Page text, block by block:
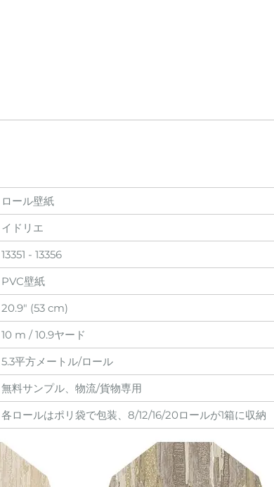
ロール壁紙
イドリエ
13351 - 13356
PVC壁紙
20.9" (53 cm)
10 m / 10.9ヤード
5.3平方メートル/ロール
無料サンプル、物流/貨物専用
各ロールはポリ袋で包装、8/12/16/20ロールが1箱に収納